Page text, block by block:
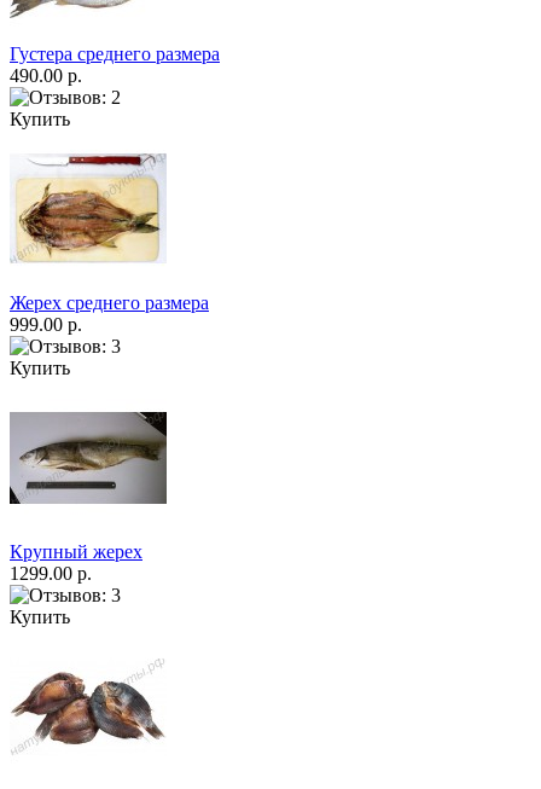
Густера среднего размера
490.00 р.
Купить
Жерех среднего размера
999.00 р.
Купить
Крупный жерех
1299.00 р.
Купить